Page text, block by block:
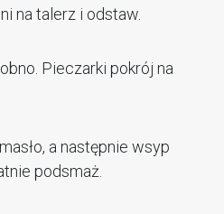
na talerz i odstaw.
Pieczarki pokrój na
a następnie wsyp
podsmaż.